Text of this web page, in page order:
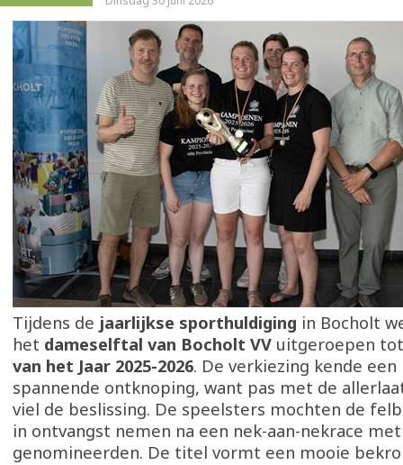
Tijdens de jaarlijkse sporthuldiging in Bocholt
het dameselftal van Bocholt VV uitgeroepen
van het Jaar 2025-2026. De verkiezing kende
spannende ontknoping, want pas met de
viel de beslissing. De speelsters mochten de
in ontvangst nemen na een nek-aan-nekrace
genomineerden. De titel vormt een mooie